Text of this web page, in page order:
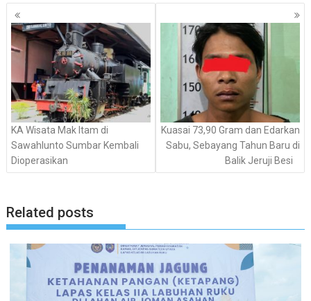
Navigasi
pos
KA Wisata Mak Itam di
Sawahlunto Sumbar Kembali
Dioperasikan
Kuasai 73,90 Gram dan Edarkan
Sabu, Sebayang Tahun Baru di
Balik Jeruji Besi
Related posts